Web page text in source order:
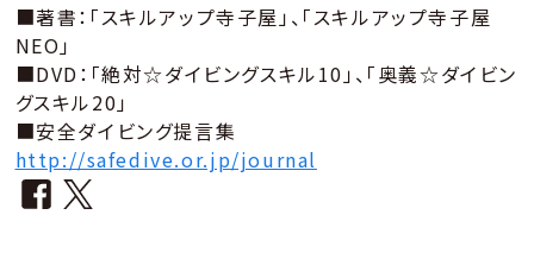
■著書：「スキルアップ寺子屋」、「スキルアップ寺子屋
NEO」
■DVD：「絶対☆ダイビングスキル10」、「奥義☆ダイビン
グスキル20」
■安全ダイビング提言集
http://safedive.or.jp/journal